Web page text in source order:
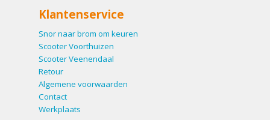
Klantenservice
Snor naar brom om keuren
Scooter Voorthuizen
Scooter Veenendaal
Retour
Algemene voorwaarden
Contact
Werkplaats